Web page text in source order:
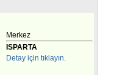
Merkez
ISPARTA
Detay için tıklayın.